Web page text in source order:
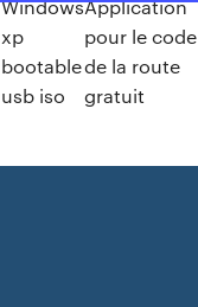
Windows
xp
bootable
usb iso
Application
pour le code
de la route
gratuit